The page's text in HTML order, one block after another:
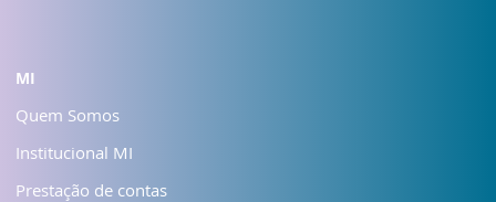
MI
Quem Somos
Institucional MI
Prestação de contas